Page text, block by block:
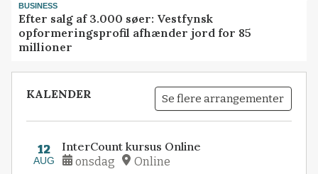
BUSINESS
Efter salg af 3.000 søer: Vestfynsk
opformeringsprofil afhænder jord for 85
millioner
KALENDER Se flere arrangementer
12
AUG
InterCount kursus Online
onsdag Online